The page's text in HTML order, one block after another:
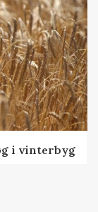
i vinterbyg